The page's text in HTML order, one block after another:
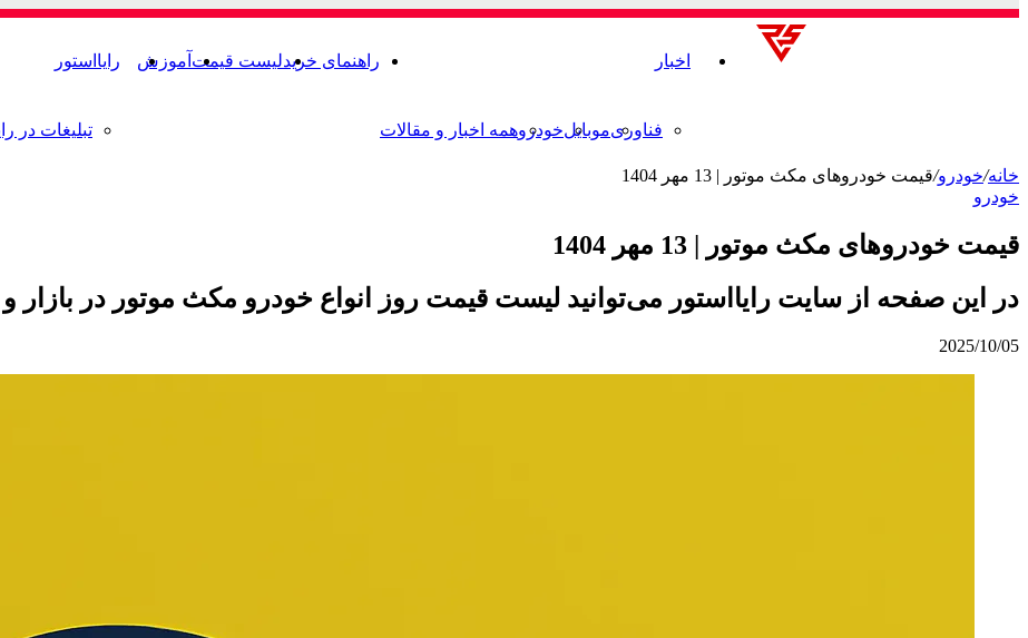
اخبار
فناوریموبایلخودروهمه اخبار و مقالات
راهنمای خریدلیست قیمت آموزش رایااستور
تبلیغات در
خانه/خودرو/قیمت خودروهای مکث موتور | 13 مهر 1404
خودرو
قیمت خودروهای مکث موتور | 13 مهر 1404
در این صفحه از سایت رایااستور می‌توانید لیست قیمت روز انواع خودرو مکث موتور در بازار و
2025/10/05